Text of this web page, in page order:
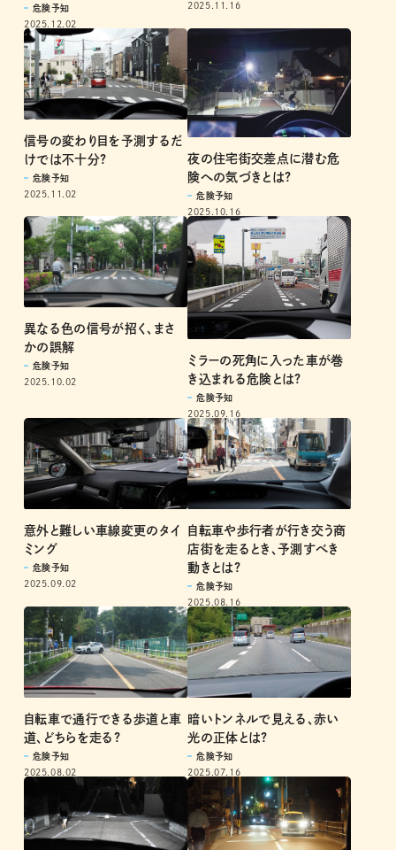
危険予知
2025.12.02
2025.11.16
信号の変わり目を予測するだ
けでは不十分?
危険予知
2025.11.02
夜の住宅街交差点に潜む危
険への気づきとは?
危険予知
2025.10.16
異なる色の信号が招く、まさ
かの誤解
危険予知
2025.10.02
ミラーの死角に入った車が巻
き込まれる危険とは?
危険予知
2025.09.16
意外と難しい車線変更のタイ
ミング
危険予知
2025.09.02
自転車や歩行者が行き交う商
店街を走るとき、予測すべき
動きとは?
危険予知
2025.08.16
自転車で通行できる歩道と車
道、どちらを走る?
危険予知
2025.08.02
暗いトンネルで見える、赤い
光の正体とは?
危険予知
2025.07.16